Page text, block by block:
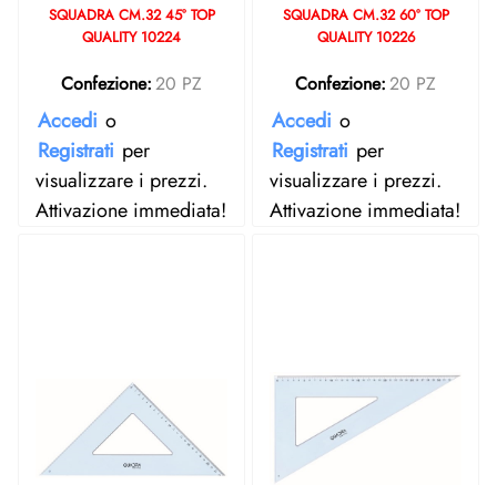
SQUADRA CM.32 45° TOP
QUALITY 10224
Confezione:20 PZ
Accedi o
Registrati per
visualizzare i prezzi.
Attivazione immediata!
SQUADRA CM.32 60° TOP
QUALITY 10226
Confezione:20 PZ
Accedi o
Registrati per
visualizzare i prezzi.
Attivazione immediata!